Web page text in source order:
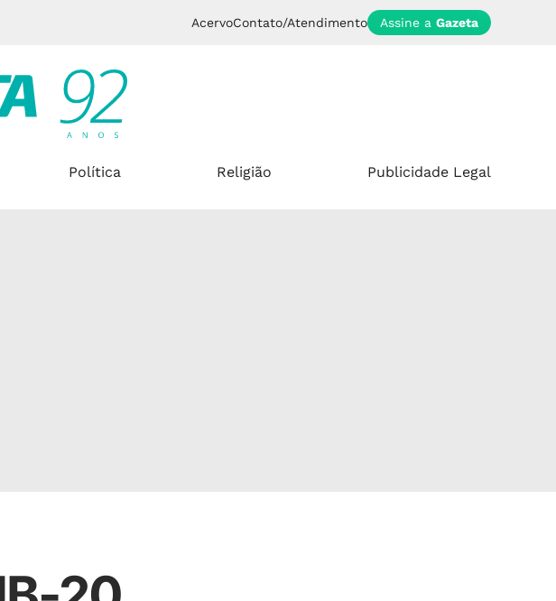
AcervoContato/Atendimento Assine a Gazeta
Política Religião Publicidade Legal